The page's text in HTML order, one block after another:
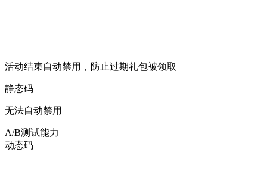
活动结束自动禁用，防止过期礼包被领取
静态码
无法自动禁用
A/B测试能力
动态码